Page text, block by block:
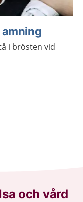
amning
i brösten vid
och vård